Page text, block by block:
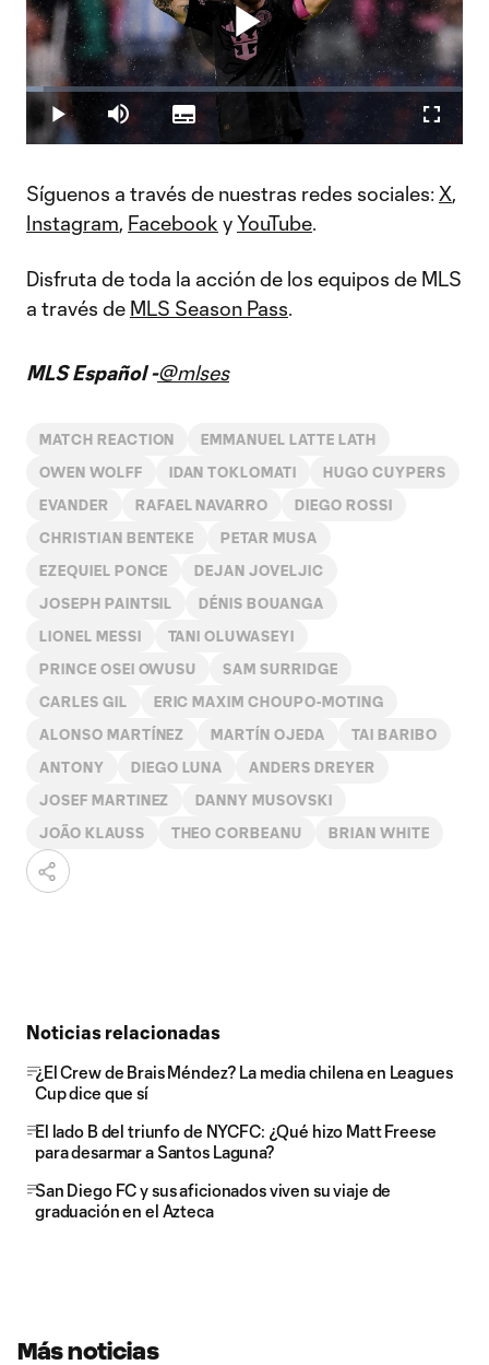
Play
Video
Play Mute
Loaded:
4.10%
Subtitles
Síguenos a través de nuestras redes sociales: X,
Instagram, Facebook yYouTube.
Disfruta de toda la acción de los equipos de MLS
a través de MLS Season Pass.
MLS Español -@mlses
MATCH REACTION EMMANUEL LATTE LATH
OWEN WOLFF IDAN TOKLOMATI HUGO CUYPERS
EVANDER RAFAEL NAVARRO DIEGO ROSSI
CHRISTIAN BENTEKE PETAR MUSA
EZEQUIEL PONCE DEJAN JOVELJIC
JOSEPH PAINTSIL DÉNIS BOUANGA
LIONEL MESSI TANI OLUWASEYI
PRINCE OSEI OWUSU SAM SURRIDGE
CARLES GIL ERIC MAXIM CHOUPO-MOTING
ALONSO MARTÍNEZ MARTÍN OJEDA TAI BARIBO
ANTONY DIEGO LUNA ANDERS DREYER
JOSEF MARTINEZ DANNY MUSOVSKI
JOÃO KLAUSS THEO CORBEANU BRIAN WHITE
Noticias relacionadas
¿El Crew de Brais Méndez? La media chilena en Leagues
Cup dice que sí
El lado B del triunfo de NYCFC: ¿Qué hizo Matt Freese
para desarmar a Santos Laguna?
San Diego FC y sus aficionados viven su viaje de
graduación en el Azteca
Más noticias